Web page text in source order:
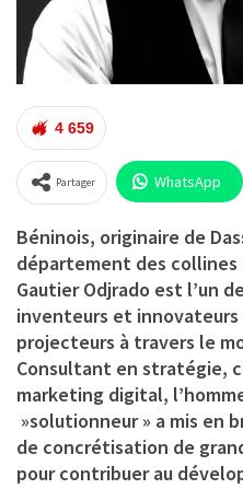
4 659
Partager WhatsApp
Béninois, originaire de
département des collines
Gautier Odjrado est l’un
inventeurs et
projecteurs à travers le
Consultant en stratégie,
marketing digital,
»solutionneur » a mis en
de concrétisation de
pour contribuer au